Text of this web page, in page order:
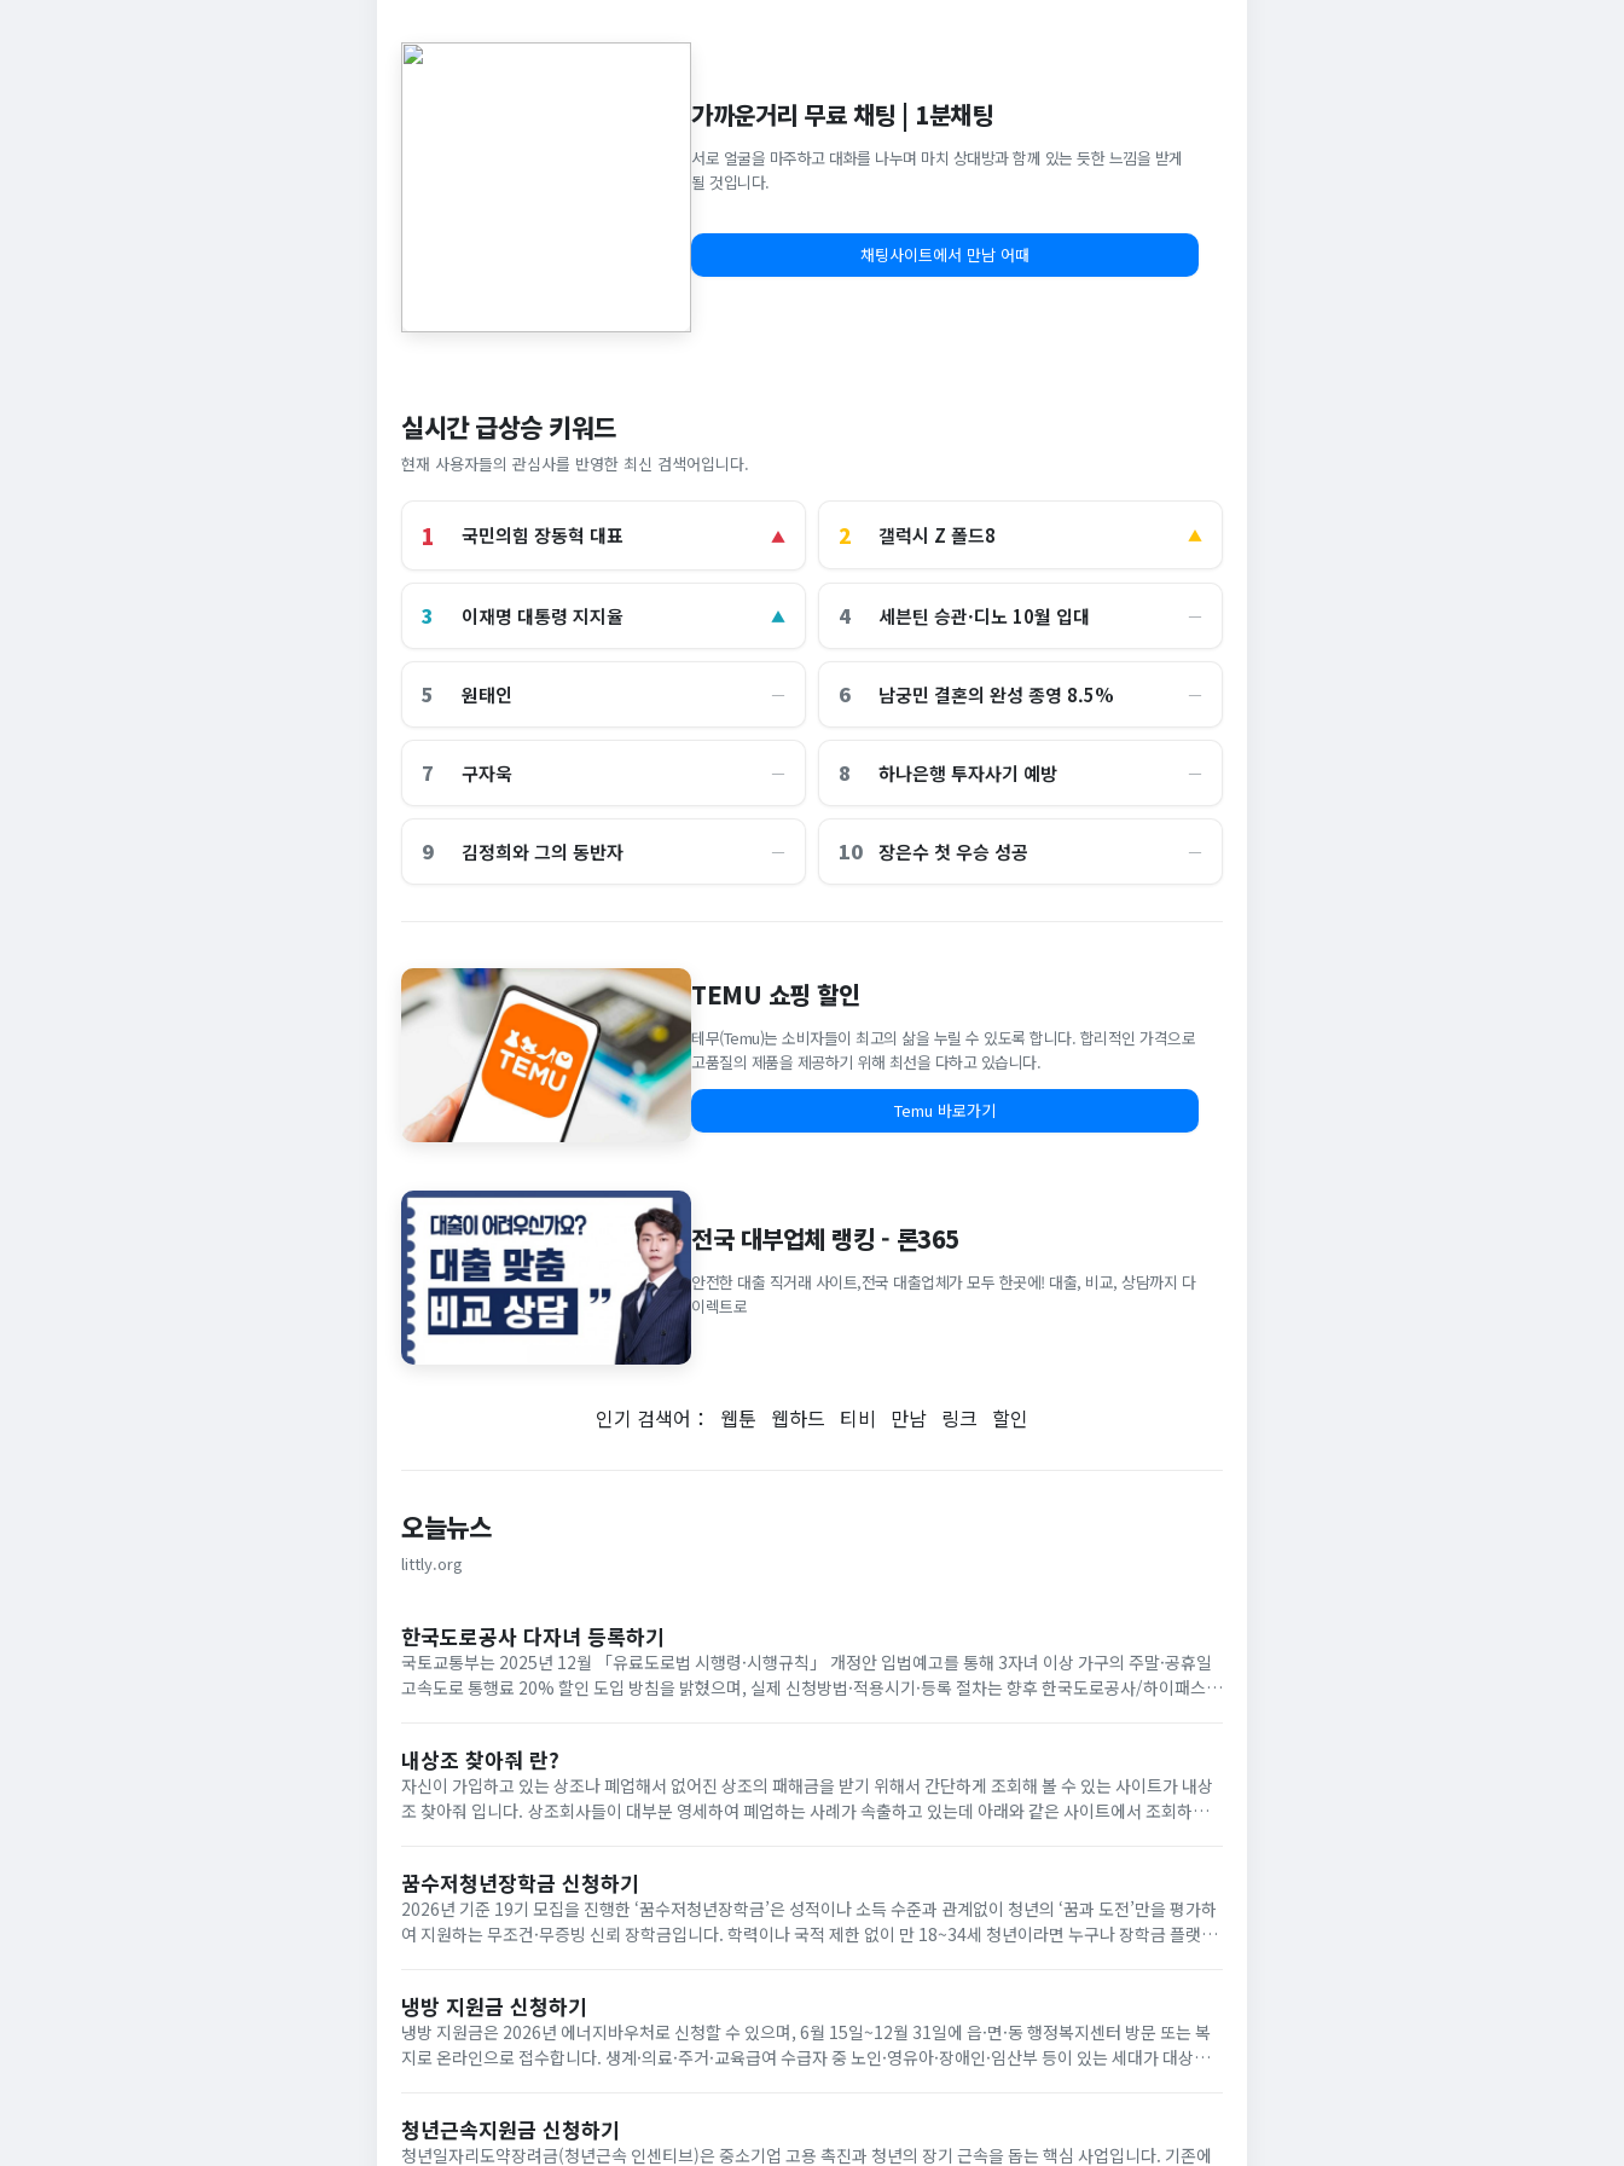
가까운거리 무료 채팅 | 1분채팅
서로 얼굴을 마주하고 대화를 나누며 마치 상대방과 함께 있는 듯한 느낌을 받게
될 것입니다.
채팅사이트에서 만남 어때
실시간 급상승 키워드
현재 사용자들의 관심사를 반영한 최신 검색어입니다.
1 국민의힘 장동혁 대표 ▲ 2 갤럭시 Z 폴드8 ▲
3 이재명 대통령 지지율 ▲ 4 세븐틴 승관·디노 10월 입대 ―
5 원태인 ― 6 남궁민 결혼의 완성 종영 8.5% ―
7 구자욱 ― 8 하나은행 투자사기 예방 ―
9 김정희와 그의 동반자 ― 10 장은수 첫 우승 성공 ―
TEMU 쇼핑 할인
테무(Temu)는 소비자들이 최고의 삶을 누릴 수 있도록 합니다. 합리적인 가격으로
고품질의 제품을 제공하기 위해 최선을 다하고 있습니다.
Temu 바로가기
전국 대부업체 랭킹 - 론365
안전한 대출 직거래 사이트,전국 대출업체가 모두 한곳에! 대출, 비교, 상담까지 다
이렉트로
인기 검색어： 웹툰 웹하드 티비 만남 링크 할인
오늘뉴스
littly.org
한국도로공사 다자녀 등록하기
국토교통부는 2025년 12월 「유료도로법 시행령·시행규칙」 개정안 입법예고를 통해 3자녀 이상 가구의 주말·공휴일
고속도로 통행료 20% 할인 도입 방침을 밝혔으며, 실제 신청방법·적용시기·등록 절차는 향후 한국도로공사/하이패스
내상조 찾아줘 란?
자신이 가입하고 있는 상조나 폐업해서 없어진 상조의 패해금을 받기 위해서 간단하게 조회해 볼 수 있는 사이트가 내상
조 찾아줘 입니다. 상조회사들이 대부분 영세하여 폐업하는 사례가 속출하고 있는데 아래와 같은 사이트에서 조회하면
꿈수저청년장학금 신청하기
2026년 기준 19기 모집을 진행한 ‘꿈수저청년장학금’은 성적이나 소득 수준과 관계없이 청년의 ‘꿈과 도전’만을 평가하
여 지원하는 무조건·무증빙 신뢰 장학금입니다. 학력이나 국적 제한 없이 만 18~34세 청년이라면 누구나 장학금 플랫폼
냉방 지원금 신청하기
냉방 지원금은 2026년 에너지바우처로 신청할 수 있으며, 6월 15일~12월 31일에 읍·면·동 행정복지센터 방문 또는 복
지로 온라인으로 접수합니다. 생계·의료·주거·교육급여 수급자 중 노인·영유아·장애인·임산부 등이 있는 세대가 대상
청년근속지원금 신청하기
청년일자리도약장려금(청년근속 인센티브)은 중소기업 고용 촉진과 청년의 장기 근속을 돕는 핵심 사업입니다. 기존에